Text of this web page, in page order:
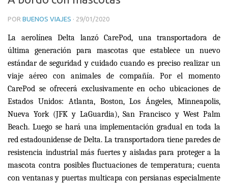
POR BUENOS VIAJES · 29/01/2020
La aerolínea Delta lanzóCarePod, una transportadora de
última generación para mascotas que establece un nuevo
estándar de seguridad y cuidado cuando es preciso realizar un
viaje aéreo con animales de compañía. Por el momento
CarePod se ofrecerá exclusivamente en ocho ubicaciones de
Estados Unidos: Atlanta, Boston, LosÁngeles, Minneapolis,
Nueva York (JFK y LaGuardia), San Francisco y West Palm
Beach. Luego se hará una implementación gradual en toda la
red estadounidense de Delta. La transportadora tiene paredes de
resistencia industrial más fuertes y aisladas para proteger a la
mascota contra posibles fluctuaciones de temperatura; cuenta
con ventanas y puertas multicapa con persianas especialmente